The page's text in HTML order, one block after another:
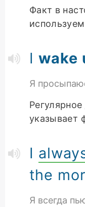
Факт в
используем
I wake
Я
указывает
I
the
Я всегда